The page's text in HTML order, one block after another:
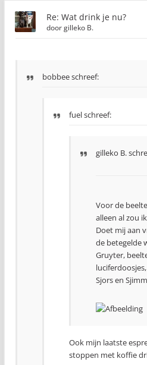
Re: Wat drink je nu?
doorgilleko B.
bobbee schreef:
fuel schreef:
gilleko B.
Voor de
alleen al zou
Doet mij aan
de betegelde
Gruyter,
Sjors en
Ook mijn laatste
stoppen met koffie